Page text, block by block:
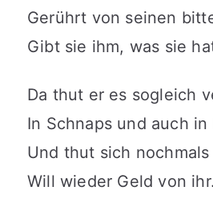
Gerührt von seinen
Gibt sie ihm, was sie
Da thut er es sogleich
In Schnaps und auch in
Und thut sich
Will wieder Geld von ihr.